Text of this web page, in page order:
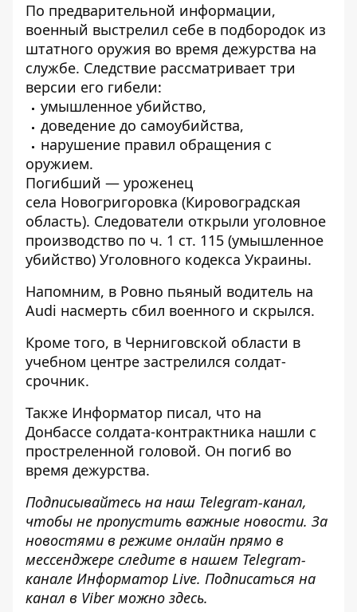
По предварительной информации,
военный выстрелил себе в подбородок из
штатного оружия во время дежурства на
службе. Следствие рассматривает три
версии его гибели:
умышленное убийство,
доведение до самоубийства,
нарушение правил обращения с
оружием.
Погибший — уроженец
села Новогригоровка (Кировоградская
область). Следователи открыли уголовное
производство по ч. 1 ст. 115 (умышленное
убийство) Уголовного кодекса Украины.
Напомним, в Ровно пьяный водитель на
Audi насмерть сбил военного и скрылся.
Кроме того, в Черниговской области в
учебном центре застрелился солдат-
срочник.
Также Информатор писал, что на
Донбассе солдата-контрактника нашли с
простреленной головой. Он погиб во
время дежурства.
Подписывайтесь на наш Telegram-канал,
чтобы не пропустить важные новости. За
новостями в режиме онлайн прямо в
мессенджере следите в нашем Telegram-
канале Информатор Live. Подписаться на
канал в Viber можно здесь.